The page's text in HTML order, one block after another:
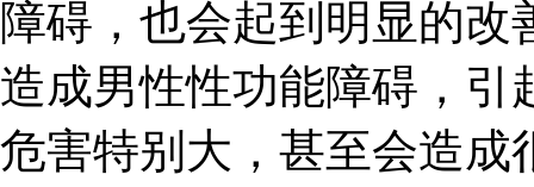
障碍，也会起到明显的
造成男性性功能障碍，引
危害特别大，甚至会造成